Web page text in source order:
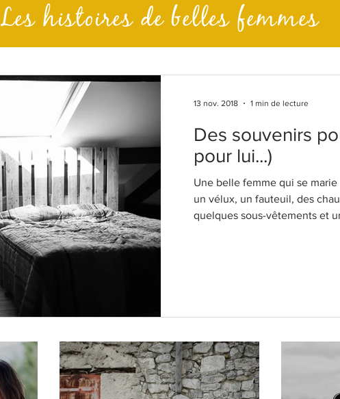
Les histoires de belles femmes
Des souvenirs
pour lui...)
Une belle femme qui se
un vélux, un fauteuil, des
quelques sous-vêtements et
13 nov. 2018 1 min de lecture